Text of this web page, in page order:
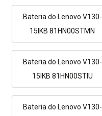
Bateria do Lenovo V130-
15IKB 81HN00STMN
Bateria do Lenovo V130-
15IKB 81HN00STIU
Bateria do Lenovo V130-